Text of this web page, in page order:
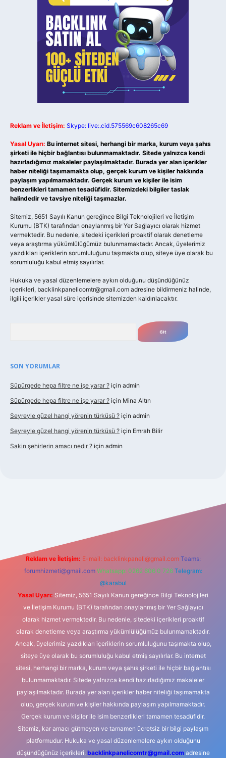
Reklam ve İletişim: Skype: live:.cid.575569c608265c69
Yasal Uyarı: Bu internet sitesi, herhangi bir marka, kurum veya şahıs
şirketi ile hiçbir bağlantısı bulunmamaktadır. Sitede yalnızca kendi
hazırladığımız makaleler paylaşılmaktadır. Burada yer alan içerikler
haber niteliği taşımamakta olup, gerçek kurum ve kişiler hakkında
paylaşım yapılmamaktadır. Gerçek kurum ve kişiler ile isim
benzerlikleri tamamen tesadüfidir. Sitemizdeki bilgiler taslak
halindedir ve tavsiye niteliği taşımazlar.
Sitemiz, 5651 Sayılı Kanun gereğince Bilgi Teknolojileri ve İletişim
Kurumu (BTK) tarafından onaylanmış bir Yer Sağlayıcı olarak hizmet
vermektedir. Bu nedenle, sitedeki içerikleri proaktif olarak denetleme
veya araştırma yükümlülüğümüz bulunmamaktadır. Ancak, üyelerimiz
yazdıkları içeriklerin sorumluluğunu taşımakta olup, siteye üye olarak bu
sorumluluğu kabul etmiş sayılırlar.
Hukuka ve yasal düzenlemelere aykırı olduğunu düşündüğünüz
içerikleri, backlinkpanelicomtr@gmail.com adresine bildirmeniz halinde,
ilgili içerikler yasal süre içerisinde sitemizden kaldırılacaktır.
SON YORUMLAR
Süpürgede hepa filtre ne işe yarar ? için admin
Süpürgede hepa filtre ne işe yarar ? için Mina Altın
Seyreyle güzel hangi yörenin türküsü ? için admin
Seyreyle güzel hangi yörenin türküsü ? için Emrah Bilir
Sakin şehirlerin amacı nedir ? için admin
Reklam ve İletişim: E-mail: backlinkpaneli@gmail.com Teams:
forumhizmeti@gmail.com Whatsapp: 0262 606 0 726 Telegram:
@karabul
Yasal Uyarı: Sitemiz, 5651 Sayılı Kanun gereğince Bilgi Teknolojileri
ve İletişim Kurumu (BTK) tarafından onaylanmış bir Yer Sağlayıcı
olarak hizmet vermektedir. Bu nedenle, sitedeki içerikleri proaktif
olarak denetleme veya araştırma yükümlülüğümüz bulunmamaktadır.
Ancak, üyelerimiz yazdıkları içeriklerin sorumluluğunu taşımakta olup,
siteye üye olarak bu sorumluluğu kabul etmiş sayılırlar. Bu internet
sitesi, herhangi bir marka, kurum veya şahıs şirketi ile hiçbir bağlantısı
bulunmamaktadır. Sitede yalnızca kendi hazırladığımız makaleler
paylaşılmaktadır. Burada yer alan içerikler haber niteliği taşımamakta
olup, gerçek kurum ve kişiler hakkında paylaşım yapılmamaktadır.
Gerçek kurum ve kişiler ile isim benzerlikleri tamamen tesadüfidir.
Sitemiz, kar amacı gütmeyen ve tamamen ücretsiz bir bilgi paylaşım
platformudur. Hukuka ve yasal düzenlemelere aykırı olduğunu
düşündüğünüz içerikleri, backlinkpanelicomtr@gmail.comadresine